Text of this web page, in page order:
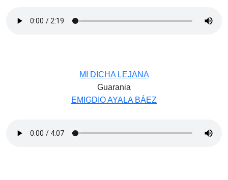
MI DICHA LEJANA
Guarania
EMIGDIO AYALA BÁEZ